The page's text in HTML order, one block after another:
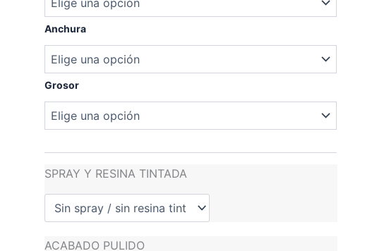
Era:
570,00 €.
Es:
479,00 €.
Anchura
Grosor
SPRAY Y RESINA TINTADA
ACABADO PULIDO
cantidad